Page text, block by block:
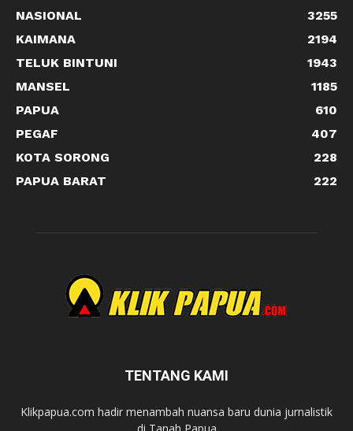
NASIONAL
3255
KAIMANA
2194
TELUK BINTUNI
1943
MANSEL
1185
PAPUA
610
PEGAF
407
KOTA SORONG
228
PAPUA BARAT
222
TENTANG KAMI
Klikpapua.com hadir menambah nuansa baru dunia jurnalistik